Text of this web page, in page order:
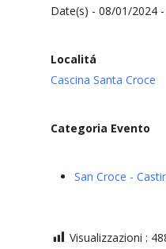
Date(s) - 08/01/2024
Localitá
Cascina Santa Croce
Categoria Evento
San Croce -
Visualizzazioni :